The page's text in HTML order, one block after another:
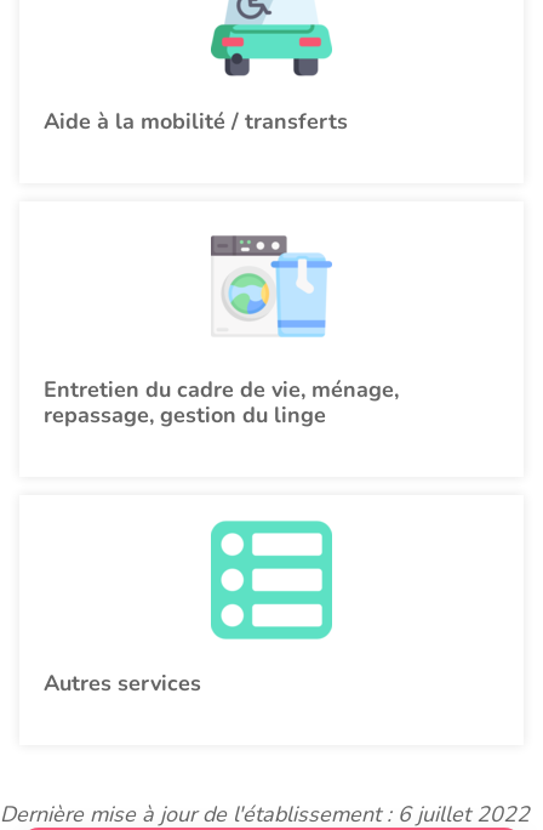
Aide à la mobilité / transferts
Entretien du cadre de vie, ménage,
repassage, gestion du linge
Autres services
Dernière mise à jour de l'établissement : 6 juillet 2022